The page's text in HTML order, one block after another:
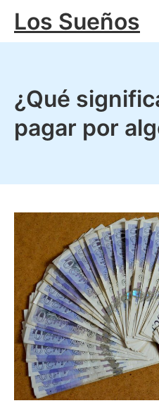
contenido
Los Sueños
¿Qué
pagar por